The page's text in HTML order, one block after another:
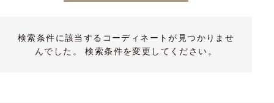
検索条件に該当するコーディネートが見つかりませ
んでした。 検索条件を変更してください。